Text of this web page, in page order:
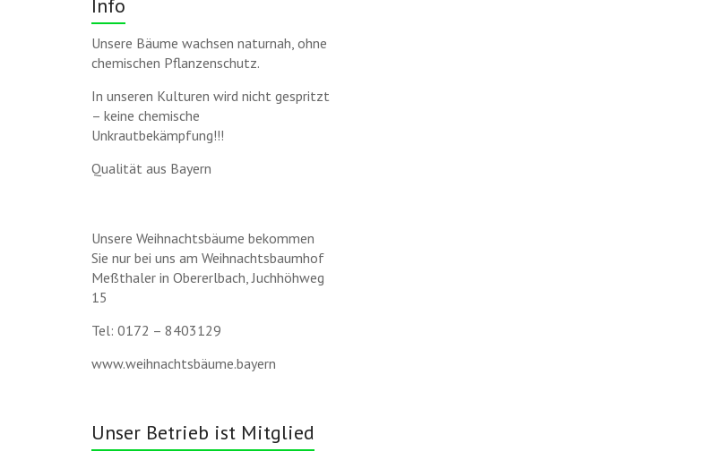
Info
Unsere Bäume wachsen naturnah, ohne
chemischen Pflanzenschutz.
In unseren Kulturen wird nicht gespritzt
– keine chemische
Unkrautbekämpfung!!!
Qualität aus Bayern
Unsere Weihnachtsbäume bekommen
Sie nur bei uns am Weihnachtsbaumhof
Meßthaler in Obererlbach, Juchhöhweg
15
Tel: 0172 – 8403129
www.weihnachtsbäume.bayern
Unser Betrieb ist Mitglied